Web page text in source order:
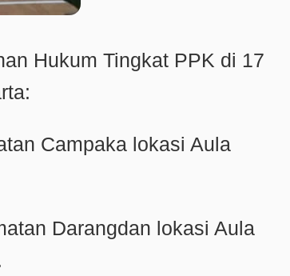
Hukum Tingkat PPK di 17
Campaka lokasi Aula
Darangdan lokasi Aula